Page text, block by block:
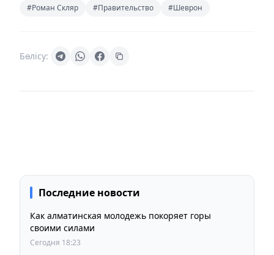
#Роман Скляр #Правительство #Шеврон
Бөлісу:
Последние новости
Как алматинская молодежь покоряет горы
своими силами
Сегодня 18:23